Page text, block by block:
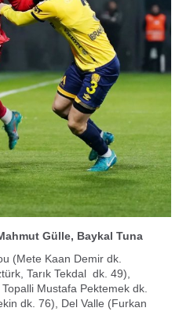
Gülle, Baykal Tuna
(Mete Kaan Demir dk.
Tarık Tekdal dk. 49),
Mustafa Pektemek dk.
dk. 76), Del Valle (Furkan